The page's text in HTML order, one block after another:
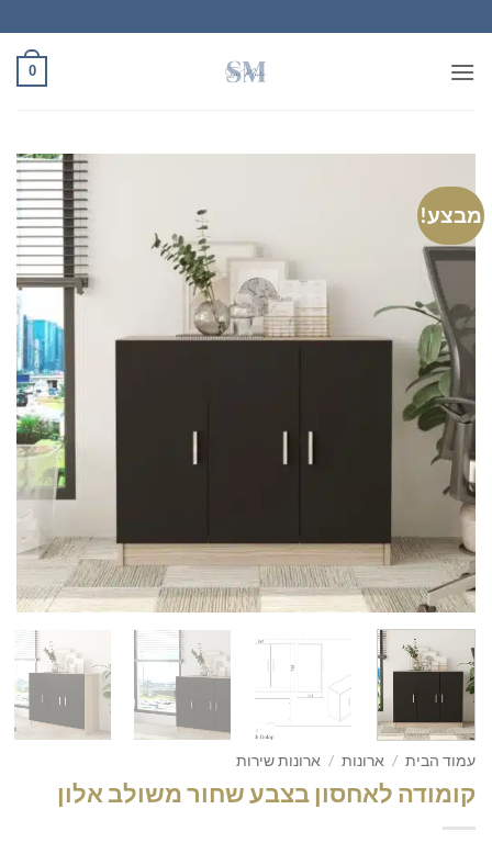
to
content
0
מבצע!
עמוד הבית / ארונות / ארונות שירות
קומודה לאחסון בצבע שחור משולב אלון